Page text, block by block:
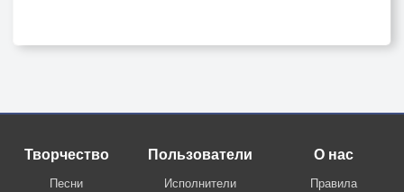
Творчество
Песни
Пользователи
Исполнители
О нас
Правила